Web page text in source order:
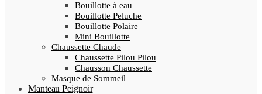
Bouillotte à eau
Bouillotte Peluche
Bouillotte Polaire
Mini Bouillotte
Chaussette Chaude
Chaussette Pilou Pilou
Chausson Chaussette
Masque de Sommeil
Manteau Peignoir